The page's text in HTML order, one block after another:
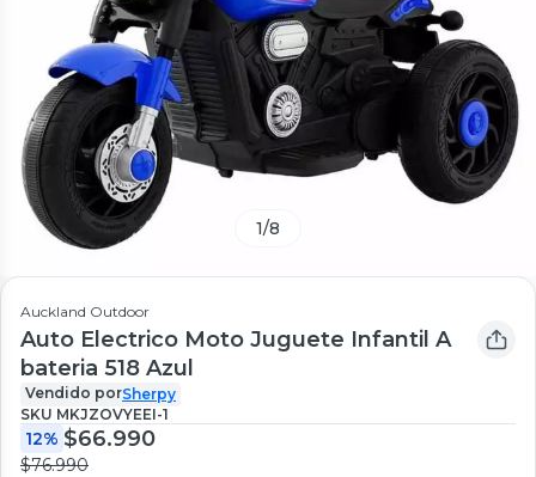
1/8
Auckland Outdoor
Auto Electrico Moto Juguete Infantil A
bateria 518 Azul
Vendido porSherpy
SKU MKJZOVYEEI-1
12% $66.990
$76.990